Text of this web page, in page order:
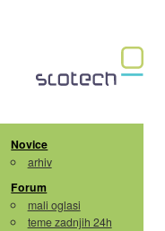
Novice
arhiv
Forum
mali oglasi
teme zadnjih 24h